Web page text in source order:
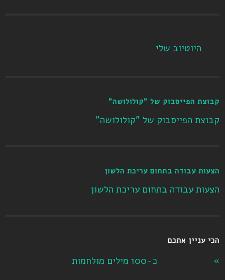
היוטיוב שלי
קבוצת הפייסבוק של "קולולושה"
קבוצת הפייסבוק של "קולולושה"
הצעות עבודה בתחום עריכת הלשון
הצעות עבודה בתחום עריכת הלשון
הכי עניין אתכם
כ-100 מילים מולחמות